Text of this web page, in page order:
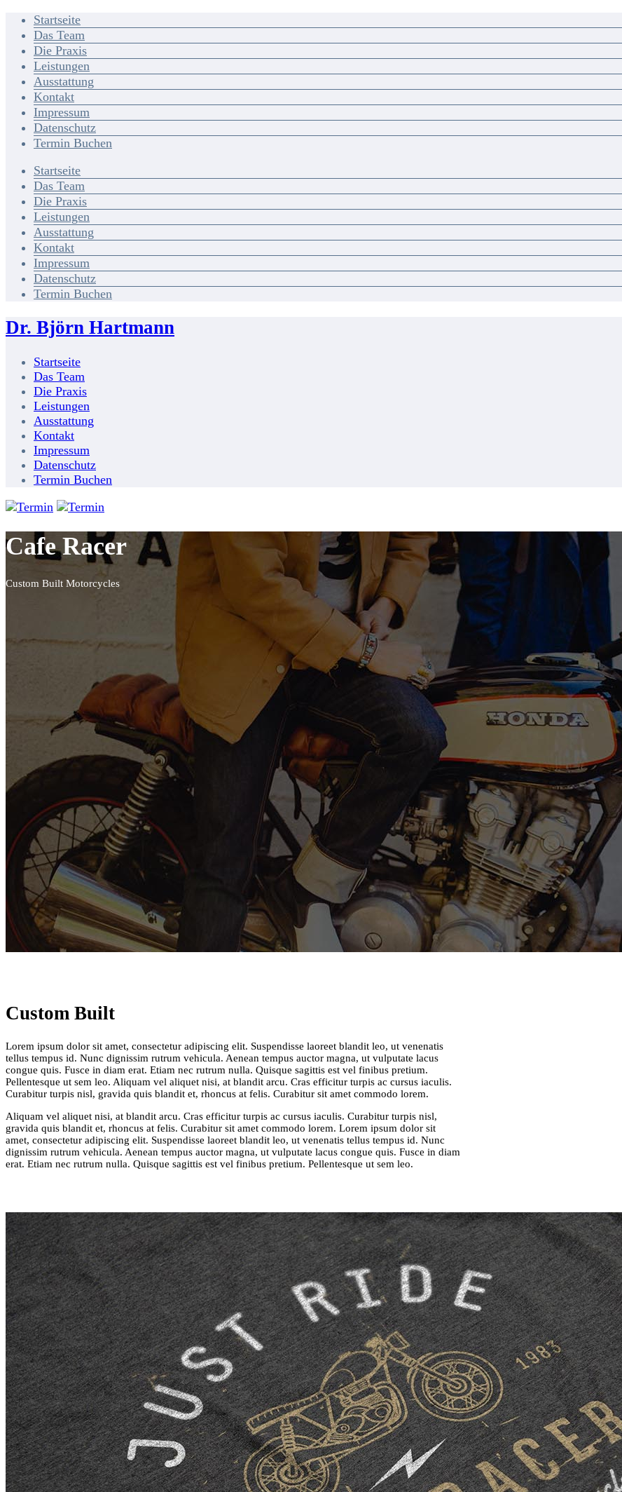
Startseite
Das Team
Die Praxis
Leistungen
Ausstattung
Kontakt
Impressum
Datenschutz
Termin Buchen
Startseite
Das Team
Die Praxis
Leistungen
Ausstattung
Kontakt
Impressum
Datenschutz
Termin Buchen
Dr. Björn Hartmann
Startseite
Das Team
Die Praxis
Leistungen
Ausstattung
Kontakt
Impressum
Datenschutz
Termin Buchen
Cafe Racer
Custom Built Motorcycles
Custom Built
Lorem ipsum dolor sit amet, consectetur adipiscing elit. Suspendisse laoreet blandit leo, ut venenatis
tellus tempus id. Nunc dignissim rutrum vehicula. Aenean tempus auctor magna, ut vulputate lacus
congue quis. Fusce in diam erat. Etiam nec rutrum nulla. Quisque sagittis est vel finibus pretium.
Pellentesque ut sem leo. Aliquam vel aliquet nisi, at blandit arcu. Cras efficitur turpis ac cursus iaculis.
Curabitur turpis nisl, gravida quis blandit et, rhoncus at felis. Curabitur sit amet commodo lorem.
Aliquam vel aliquet nisi, at blandit arcu. Cras efficitur turpis ac cursus iaculis. Curabitur turpis nisl,
gravida quis blandit et, rhoncus at felis. Curabitur sit amet commodo lorem. Lorem ipsum dolor sit
amet, consectetur adipiscing elit. Suspendisse laoreet blandit leo, ut venenatis tellus tempus id. Nunc
dignissim rutrum vehicula. Aenean tempus auctor magna, ut vulputate lacus congue quis. Fusce in diam
erat. Etiam nec rutrum nulla. Quisque sagittis est vel finibus pretium. Pellentesque ut sem leo.